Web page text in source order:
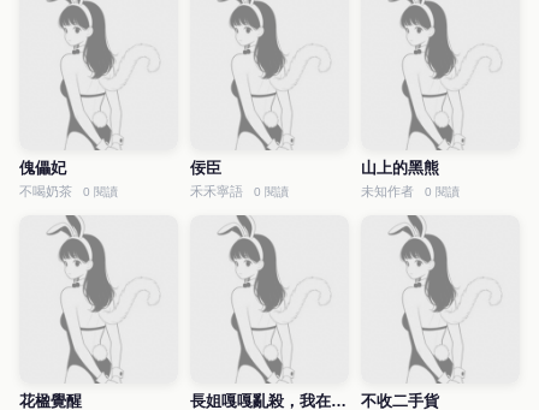
傀儡妃
不喝奶茶 0 閱讀
佞臣
禾禾寧語 0 閱讀
山上的黑熊
未知作者 0 閱讀
花楹覺醒 長姐嘎嘎亂殺，我在後面嘎嘎 不收二手貨